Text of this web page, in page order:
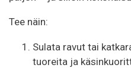
Tee näin:
Sulata ravut tai
tuoreita ja